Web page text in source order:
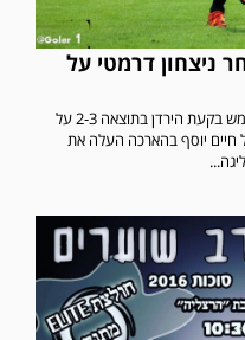
ניצחון דרמטי על
במשחק השלמה של גביע המדינה, גברה אמש בקעת הירדן בתוצאה 2-3 על
2-1, אך שער של חיים יוסף בהארכה העלה את